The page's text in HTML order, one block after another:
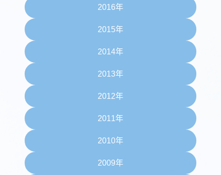
2016年
2015年
2014年
2013年
2012年
2011年
2010年
2009年